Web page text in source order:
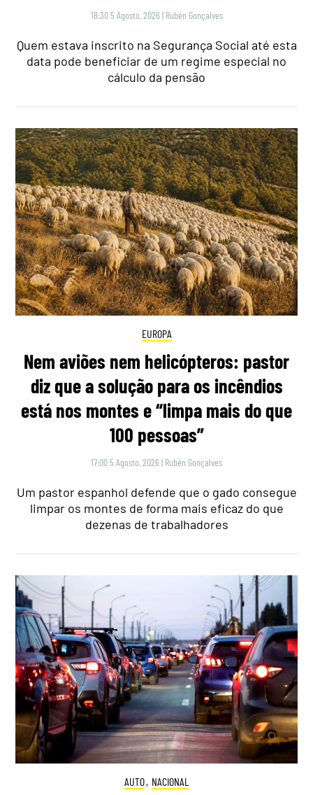
18:30 5 Agosto, 2026 | Rubén Gonçalves
Quem estava inscrito na Segurança Social até esta
data pode beneficiar de um regime especial no
cálculo da pensão
EUROPA
Nem aviões nem helicópteros: pastor
diz que a solução para os incêndios
está nos montes e “limpa mais do que
100 pessoas”
17:00 5 Agosto, 2026 | Rubén Gonçalves
Um pastor espanhol defende que o gado consegue
limpar os montes de forma mais eficaz do que
dezenas de trabalhadores
AUTO, NACIONAL